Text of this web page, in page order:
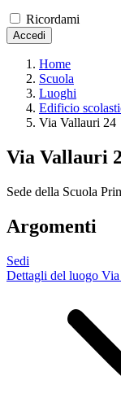
Ricordami
Accedi
Home
Scuola
Luoghi
Edificio
Via Vallauri 24
Via Vallauri
Sede della Scuola
Argomenti
Sedi
Dettagli del luogo